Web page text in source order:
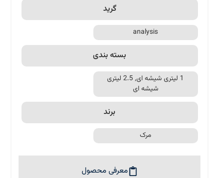
معرفی محصول
گرید
analysis
بسته بندی
1 لیتری شیشه ای, 2.5 لیتری
شیشه ای
برند
مرک